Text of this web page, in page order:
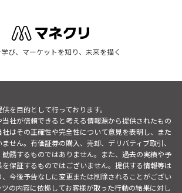
び、マーケットを知り、未来を描く
を目的として行っております。
社が信頼できると考える情報源から提供されたもの
はその正確性や完全性について意見を表明し、また
せん。有価証券の購入、売却、デリバティブ取引、
誘するものではありません。また、過去の実績や予
保証するものではございません。提供する情報等は
今後予告なしに変更または削除されることがござい
の内容に依拠してお客様が取った行動の結果に対し